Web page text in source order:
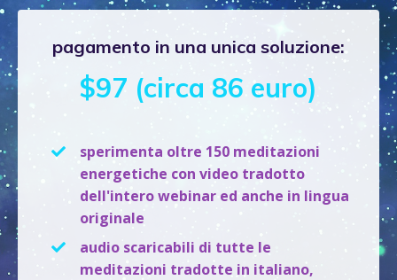
pagamento in una unica soluzione:
$97 (circa 86 euro)
sperimenta oltre 150 meditazioni
energetiche con video tradotto
dell'intero webinar ed anche in lingua
originale
audio scaricabili di tutte le
meditazioni tradotte in italiano,